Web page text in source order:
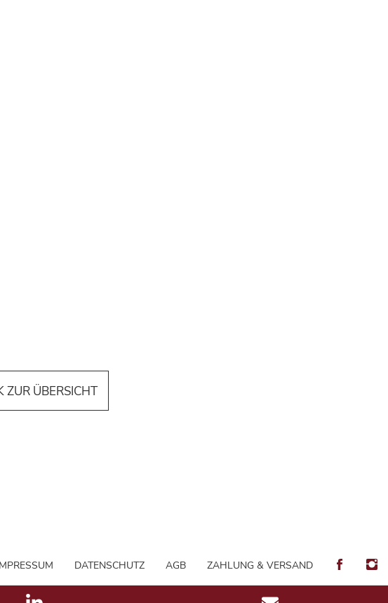
ZUR ÜBERSICHT
DATENSCHUTZ AGB ZAHLUNG & VERSAND